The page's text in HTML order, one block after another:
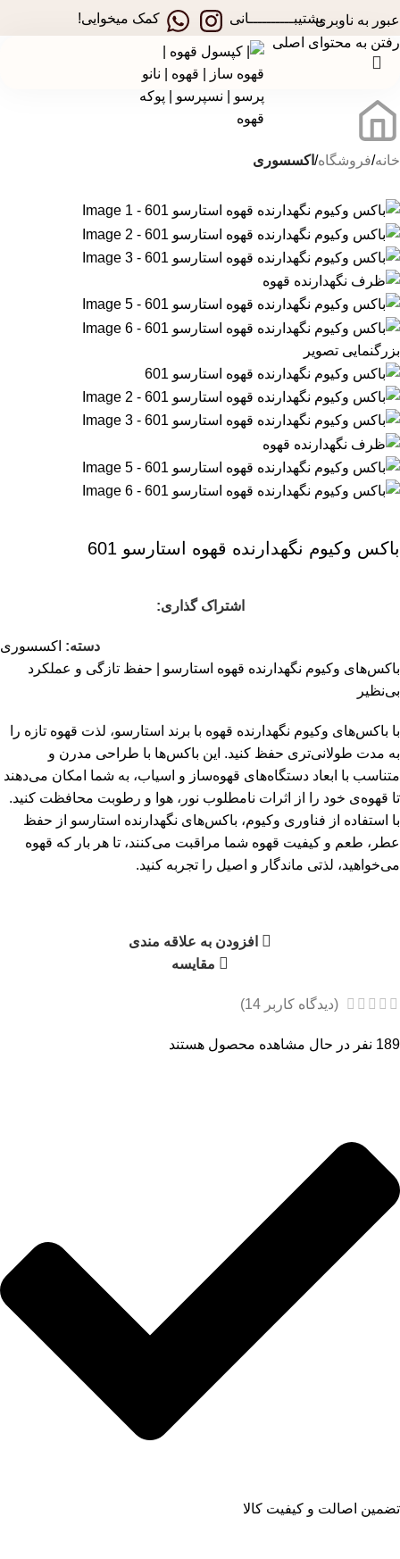
عبور به ناوبری
رفتن به محتوای اصلی
در جشنواره های تخفیفی استارسو ، قهوه ساز همراه هدیه ببر!
پشتیبــــــــــانی کمک میخوایی!
خانه فروشگاه اکسسوری
بزرگنمایی تصویر
باکس‌ وکیوم نگهدارنده قهوه استارسو 601
اشتراک گذاری:
دسته: اکسسوری
باکس‌های وکیوم نگهدارنده قهوه استارسو | حفظ تازگی و عملکرد
بی‌نظیر
با باکس‌های وکیوم نگهدارنده قهوه با برند استارسو، لذت قهوه تازه را
به مدت طولانی‌تری حفظ کنید. این باکس‌ها با طراحی مدرن و
متناسب با ابعاد دستگاه‌های قهوه‌ساز و اسیاب، به شما امکان می‌دهند
تا قهوه‌ی خود را از اثرات نامطلوب نور، هوا و رطوبت محافظت کنید.
با استفاده از فناوری وکیوم، باکس‌های نگهدارنده استارسو از حفظ
عطر، طعم و کیفیت قهوه شما مراقبت می‌کنند، تا هر بار که قهوه
می‌خواهید، لذتی ماندگار و اصیل را تجربه کنید.
افزودن به علاقه مندی
مقایسه
(دیدگاه کاربر 14
)
189 نفر در حال مشاهده محصول هستند
تضمین اصالت و کیفیت کالا